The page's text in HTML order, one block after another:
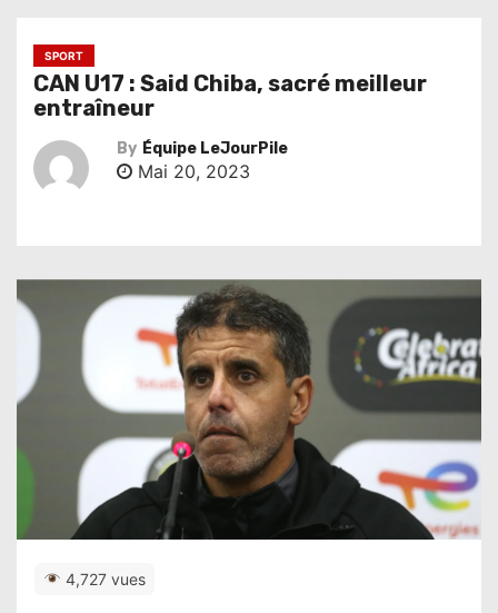
SPORT
CAN U17 : Said Chiba, sacré meilleur
entraîneur
By Équipe LeJourPile
Mai 20, 2023
4,727 vues